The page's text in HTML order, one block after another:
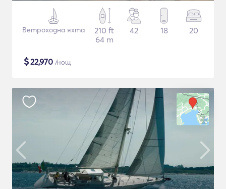
Ветроходна яхта
210 ft
64 m
42 18 20
$22,970 /нощ